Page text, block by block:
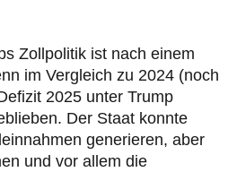
Zollpolitik ist nach einem
im Vergleich zu 2024 (noch
2025 unter Trump
Der Staat konnte
generieren, aber
und vor allem die